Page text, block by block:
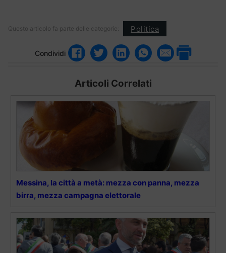
Questo articolo fa parte delle categorie: Politica
Condividi
Articoli Correlati
Messina, la città a metà: mezza con panna, mezza
birra, mezza campagna elettorale